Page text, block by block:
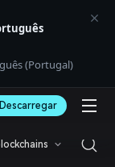
(Portugal)
Descarregar